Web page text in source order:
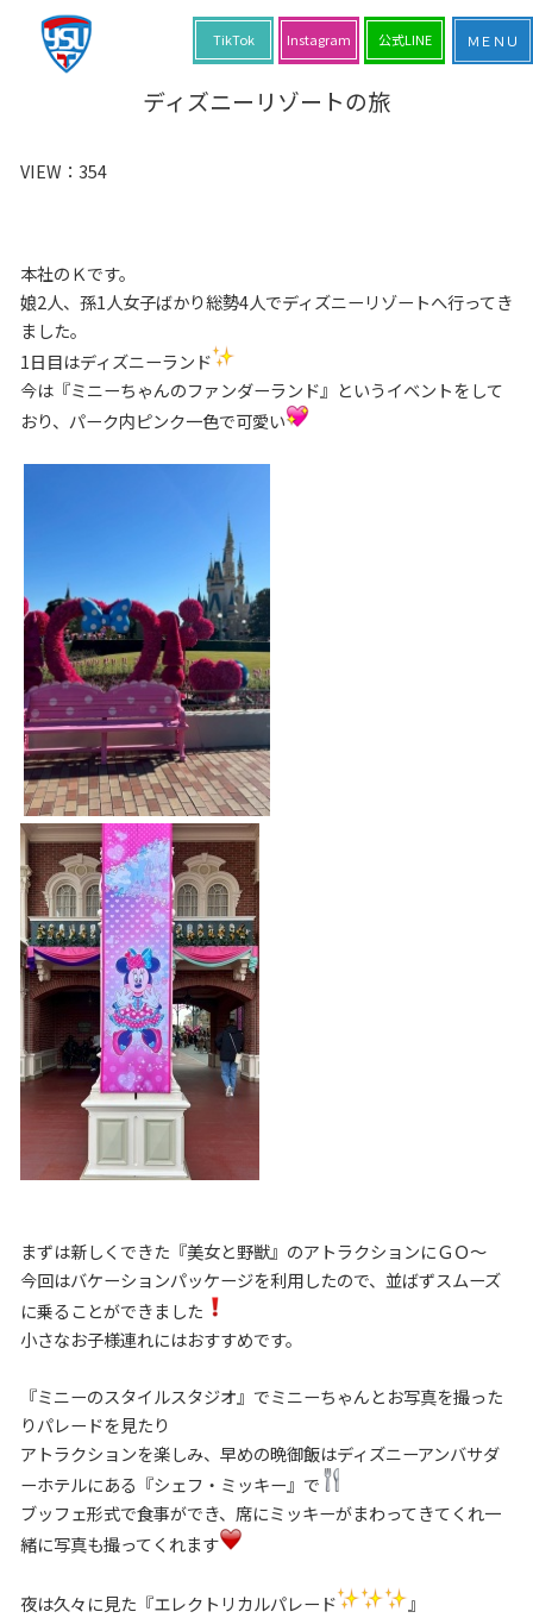
ディズニーリゾートの旅
VIEW： 354
本社のＫです。
娘2人、孫1人女子ばかり総勢4人でディズニーリゾートへ行ってき
ました。
1日目はディズニーランド
今は『ミニーちゃんのファンダーランド』というイベントをして
おり、パーク内ピンク一色で可愛い
まずは新しくできた『美女と野獣』のアトラクションにＧＯ～
今回はバケーションパッケージを利用したので、並ばずスムーズ
に乗ることができました
小さなお子様連れにはおすすめです。
『ミニーのスタイルスタジオ』でミニーちゃんとお写真を撮った
りパレードを見たり
アトラクションを楽しみ、早めの晩御飯はディズニーアンバサダ
ーホテルにある『シェフ・ミッキー』で
ブッフェ形式で食事ができ、席にミッキーがまわってきてくれ一
緒に写真も撮ってくれます
夜は久々に見た『エレクトリカルパレード
』
公式LINE
Instagram
TikTok